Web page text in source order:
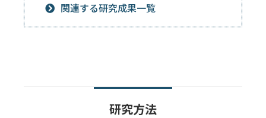
関連する研究成果一覧
研究方法